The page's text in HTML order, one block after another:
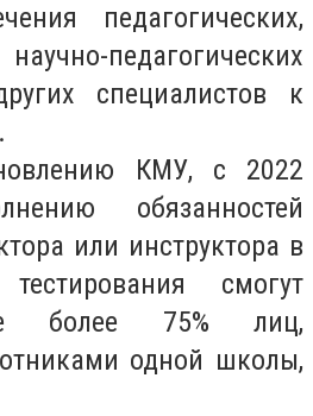
педагогических,
педагогических
специалистов к
КМУ, с 2022
обязанностей
или инструктора в
смогут
более 75% лиц,
одной школы,